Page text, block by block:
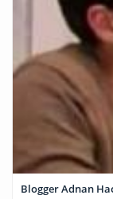
Blogger Adnan